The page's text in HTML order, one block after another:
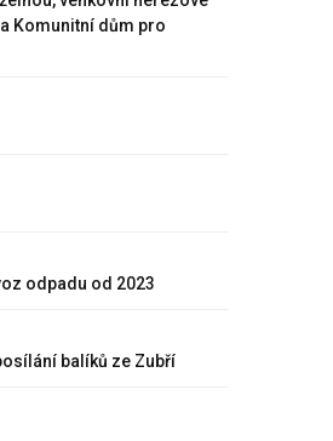
Komunitní dům pro
odpadu od 2023
balíků ze Zubří